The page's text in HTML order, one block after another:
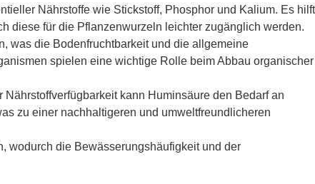
Nährstoffe wie Stickstoff, Phosphor und Kalium. Es hilft
diese für die Pflanzenwurzeln leichter zugänglich werden.
was die Bodenfruchtbarkeit und die allgemeine
spielen eine wichtige Rolle beim Abbau organischer
kann Huminsäure den Bedarf an
zu einer nachhaltigeren und umweltfreundlicheren
wodurch die Bewässerungshäufigkeit und der